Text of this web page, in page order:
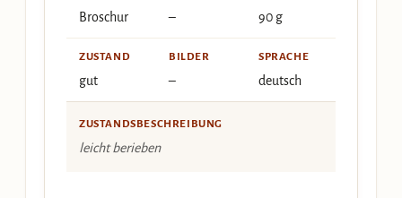
Broschur – 90 g
ZUSTAND
gut
BILDER
–
SPRACHE
deutsch
ZUSTANDSBESCHREIBUNG
leicht berieben